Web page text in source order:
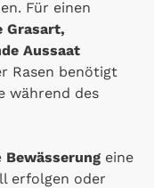
Für einen
Grasart,
Aussaat
Rasen benötigt
während des
Bewässerung eine
erfolgen oder